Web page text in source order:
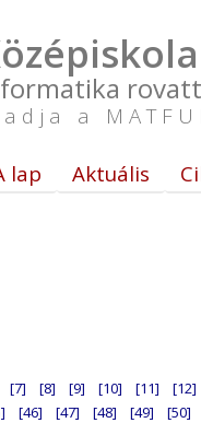
a
lap Aktuális
[7] [8] [9] [10] [11] [12]
[46] [47] [48] [49] [50]